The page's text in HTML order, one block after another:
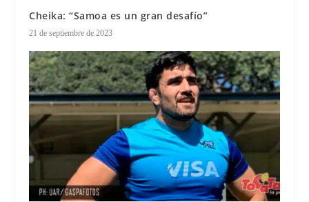
Cheika: “Samoa es un gran desafío”
21 de septiembre de 2023